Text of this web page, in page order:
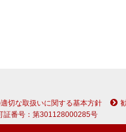
の同意を得
の提供をお
社として記
切な取扱いに関する基本方針
証番号：第301128000285号